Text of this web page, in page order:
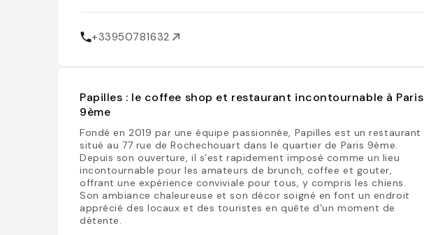
+33950781632
Papilles : le coffee shop et restaurant incontournable à Paris
9ème
Fondé en 2019 par une équipe passionnée, Papilles est un restaurant
situé au 77 rue de Rochechouart dans le quartier de Paris 9ème.
Depuis son ouverture, il s’est rapidement imposé comme un lieu
incontournable pour les amateurs de brunch, coffee et gouter,
offrant une expérience conviviale pour tous, y compris les chiens.
Son ambiance chaleureuse et son décor soigné en font un endroit
apprécié des locaux et des touristes en quête d’un moment de
détente.